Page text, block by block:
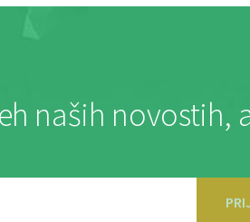
naših novostih,